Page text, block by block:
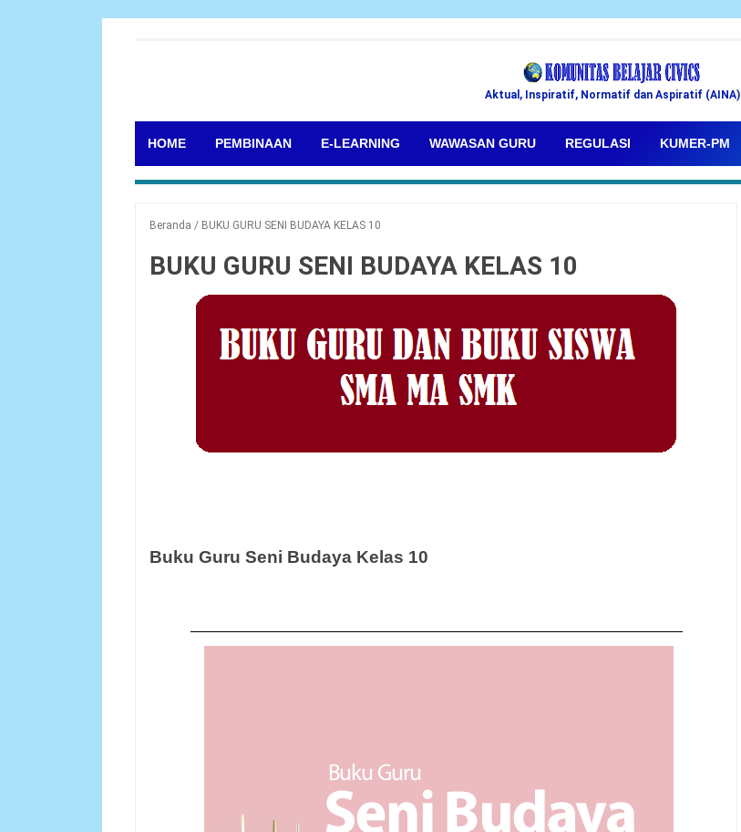
Aktual, Inspiratif, Normatif dan Aspiratif (AINA)
HOME PEMBINAAN E-LEARNING WAWASAN GURU REGULASI KUMER-PM
Beranda / BUKU GURU SENI BUDAYA KELAS 10
BUKU GURU SENI BUDAYA KELAS 10
Buku Guru Seni Budaya Kelas 10